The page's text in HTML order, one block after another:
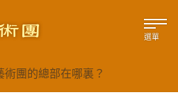
選單
術團的總部在哪裏？